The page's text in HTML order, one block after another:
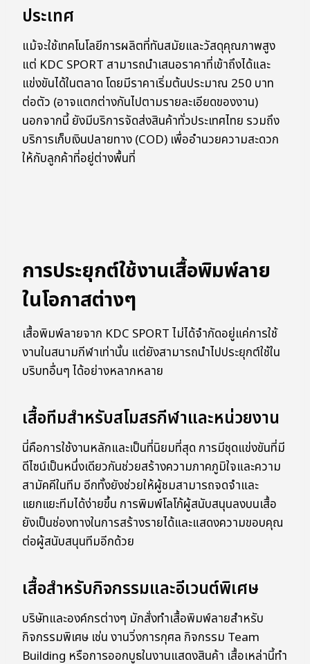
ประเทศ
แม้จะใช้เทคโนโลยีการผลิตที่ทันสมัยและวัสดุคุณภาพสูง
แต่ KDC SPORT สามารถนำเสนอราคาที่เข้าถึงได้และ
แข่งขันได้ในตลาด โดยมีราคาเริ่มต้นประมาณ 250 บาท
ต่อตัว (อาจแตกต่างกันไปตามรายละเอียดของงาน)
นอกจากนี้ ยังมีบริการจัดส่งสินค้าทั่วประเทศไทย รวมถึง
บริการเก็บเงินปลายทาง (COD) เพื่ออำนวยความสะดวก
ให้กับลูกค้าที่อยู่ต่างพื้นที่
การประยุกต์ใช้งานเสื้อพิมพ์ลาย
ในโอกาสต่างๆ
เสื้อพิมพ์ลายจาก KDC SPORT ไม่ได้จำกัดอยู่แค่การใช้
งานในสนามกีฬาเท่านั้น แต่ยังสามารถนำไปประยุกต์ใช้ใน
บริบทอื่นๆ ได้อย่างหลากหลาย
เสื้อทีมสำหรับสโมสรกีฬาและหน่วยงาน
นี่คือการใช้งานหลักและเป็นที่นิยมที่สุด การมีชุดแข่งขันที่มี
ดีไซน์เป็นหนึ่งเดียวกันช่วยสร้างความภาคภูมิใจและความ
สามัคคีในทีม อีกทั้งยังช่วยให้ผู้ชมสามารถจดจำและ
แยกแยะทีมได้ง่ายขึ้น การพิมพ์โลโก้ผู้สนับสนุนลงบนเสื้อ
ยังเป็นช่องทางในการสร้างรายได้และแสดงความขอบคุณ
ต่อผู้สนับสนุนทีมอีกด้วย
เสื้อสำหรับกิจกรรมและอีเวนต์พิเศษ
บริษัทและองค์กรต่างๆ มักสั่งทำเสื้อพิมพ์ลายสำหรับ
กิจกรรมพิเศษ เช่น งานวิ่งการกุศล กิจกรรม Team
Building หรือการออกบูธในงานแสดงสินค้า เสื้อเหล่านี้ทำ